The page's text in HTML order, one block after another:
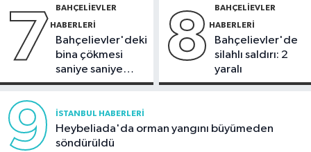
7 BAHÇELIEVLER
HABERLERI
Bahçelievler'deki
bina çökmesi
saniye saniye
görüntülendi
8 BAHÇELIEVLER
HABERLERI
Bahçelievler'de
silahlı saldırı: 2
yaralı
9 İSTANBUL HABERLERI
Heybeliada'da orman yangını büyümeden
söndürüldü